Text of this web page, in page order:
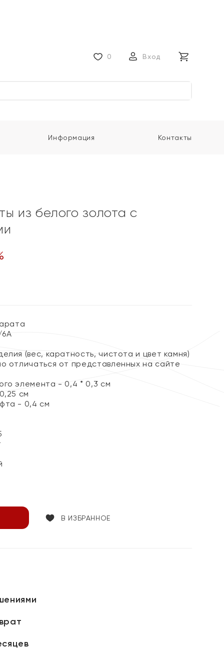
0 Вход
Информация Контакты
из белого золота с
(вес, каратность, чистота и цвет камня)
отличаться от представленных на сайте
элемента - 0,4 * 0,3 см
см
- 0,4 см
В ИЗБРАННОЕ